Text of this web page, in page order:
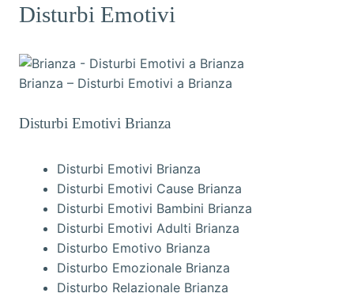
Disturbi Emotivi
Brianza – Disturbi Emotivi a Brianza
Disturbi Emotivi Brianza
Disturbi Emotivi Brianza
Disturbi Emotivi Cause Brianza
Disturbi Emotivi Bambini Brianza
Disturbi Emotivi Adulti Brianza
Disturbo Emotivo Brianza
Disturbo Emozionale Brianza
Disturbo Relazionale Brianza